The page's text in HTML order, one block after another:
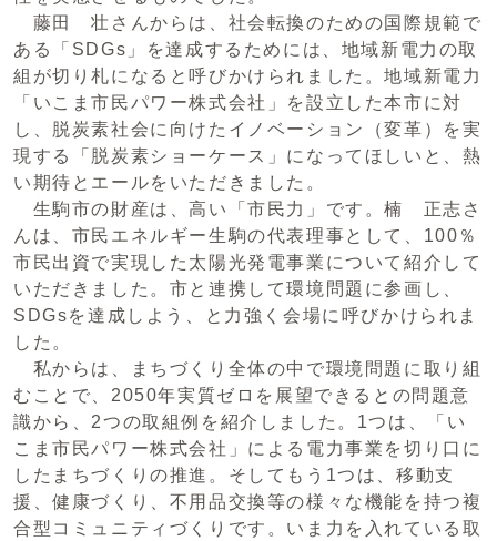
藤田 壮さんからは、社会転換のための国際規範で
ある「SDGs」を達成するためには、地域新電力の取
組が切り札になると呼びかけられました。地域新電力
「いこま市民パワー株式会社」を設立した本市に対
し、脱炭素社会に向けたイノベーション（変革）を実
現する「脱炭素ショーケース」になってほしいと、熱
い期待とエールをいただきました。
生駒市の財産は、高い「市民力」です。楠 正志さ
んは、市民エネルギー生駒の代表理事として、100％
市民出資で実現した太陽光発電事業について紹介して
いただきました。市と連携して環境問題に参画し、
SDGsを達成しよう、と力強く会場に呼びかけられま
した。
私からは、まちづくり全体の中で環境問題に取り組
むことで、2050年実質ゼロを展望できるとの問題意
識から、2つの取組例を紹介しました。1つは、「い
こま市民パワー株式会社」による電力事業を切り口に
したまちづくりの推進。そしてもう1つは、移動支
援、健康づくり、不用品交換等の様々な機能を持つ複
合型コミュニティづくりです。いま力を入れている取